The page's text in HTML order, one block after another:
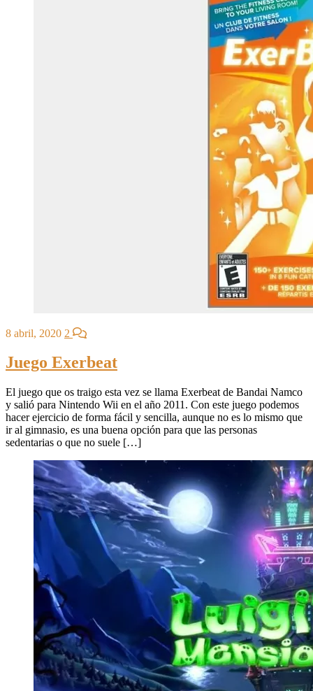
8 abril, 2020 2
Juego Exerbeat
El juego que os traigo esta vez se llama Exerbeat de Bandai Namco
y salió para Nintendo Wii en el año 2011. Con este juego podemos
hacer ejercicio de forma fácil y sencilla, aunque no es lo mismo que
ir al gimnasio, es una buena opción para que las personas
sedentarias o que no suele […]